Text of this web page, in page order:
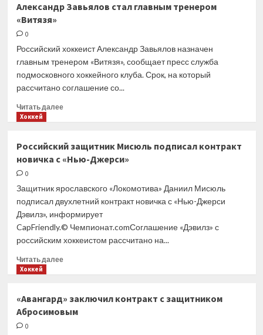
российских
плей-
офф
НХЛ
Александр Завьялов стал главным тренером
«Витязя»
0
Российский хоккеист Александр Завьялов назначен
главным тренером «Витязя», сообщает пресс служба
подмосковного хоккейного клуба. Срок, на который
рассчитано соглашение со...
Читать далееПрочитать
Завьялов
стал
Хоккей
Российский защитник Мисюль подписал контракт
новичка с «Нью-Джерси»
0
Защитник ярославского «Локомотива» Даниил Мисюль
подписал двухлетний контракт новичка с «Нью-Джерси
Дэвилз», информирует
CapFriendly.© Чемпионат.comСоглашение «Дэвилз» с
российским хоккеистом рассчитано на...
Читать далееПрочитать
защитник
Мисюль
Хоккей
«Авангард» заключил контракт с защитником
Абросимовым
0